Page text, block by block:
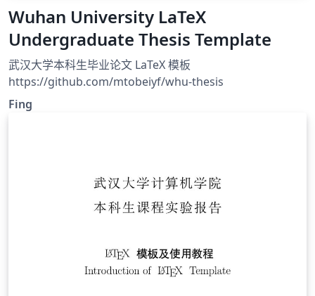
Wuhan University LaTeX
Undergraduate Thesis Template
武汉大学本科生毕业论文 LaTeX 模板
https://github.com/mtobeiyf/whu-thesis
Fing